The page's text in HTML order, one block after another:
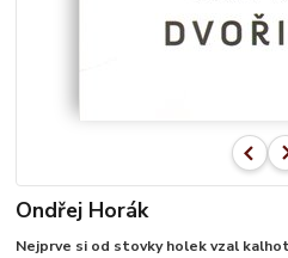
Ondřej Horák
Nejprve si od stovky holek vzal